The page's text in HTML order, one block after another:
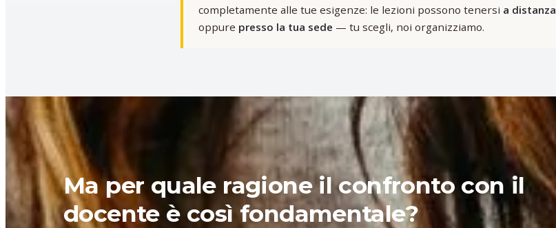
completamente alle tue esigenze: le lezioni possono tenersi a distanza
oppure presso la tua sede — tu scegli, noi organizziamo.
Ma per quale ragione il confronto con il
docente è così fondamentale?